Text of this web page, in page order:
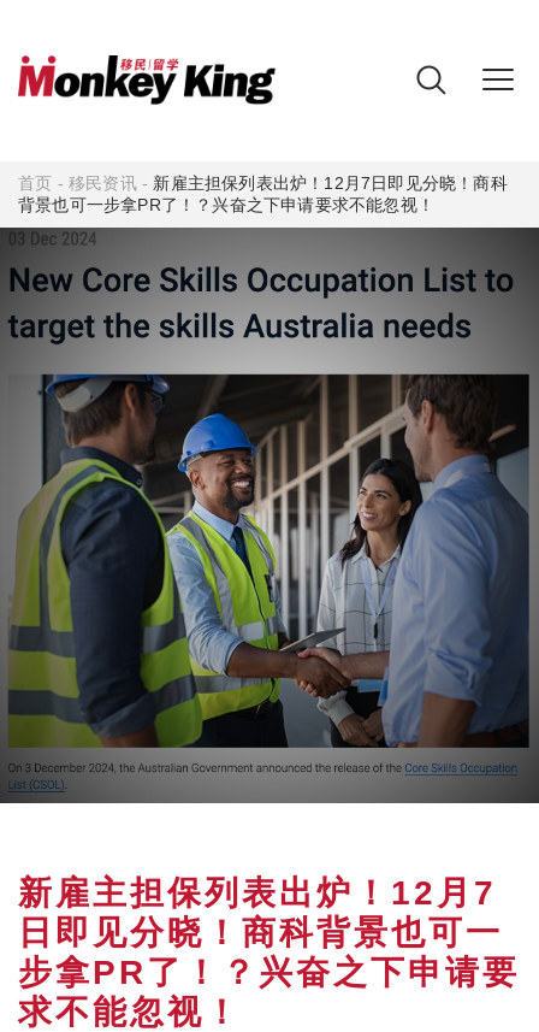
首页 -移民资讯- 新雇主担保列表出炉！12月7日即见分晓！商科
背景也可一步拿PR了！？兴奋之下申请要求不能忽视！
新雇主担保列表出炉！12月7
日即见分晓！商科背景也可一
步拿PR了！？兴奋之下申请要
求不能忽视！